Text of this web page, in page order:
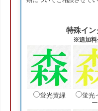
特殊イン
※追加料
蛍光黄緑
蛍光
ー